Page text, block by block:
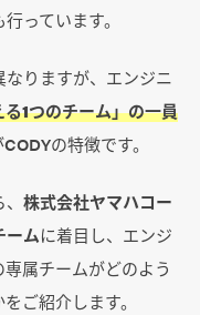
っています。
りますが、エンジニ
1つのチーム」の一員
の特徴です。
株式会社ヤマハコー
ームに着目し、エンジ
属チームがどのよう
ご紹介します。